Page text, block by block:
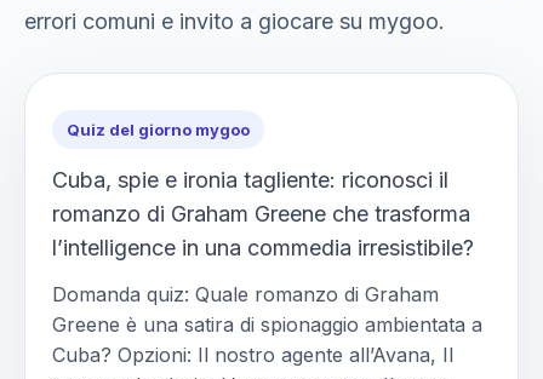
errori comuni e invito a giocare su mygoo.
Quiz del giorno mygoo
Cuba, spie e ironia tagliente: riconosci il
romanzo di Graham Greene che trasforma
l’intelligence in una commedia irresistibile?
Domanda quiz: Quale romanzo di Graham
Greene è una satira di spionaggio ambientata a
Cuba? Opzioni: Il nostro agente all’Avana, Il